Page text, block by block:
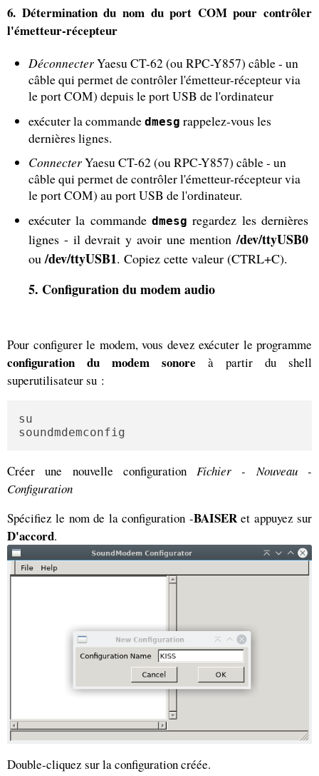
6. Détermination du nom du port COM pour contrôler
l'émetteur-récepteur
DéconnecterYaesu CT-62 (ou RPC-Y857) câble - un
câble qui permet de contrôler l'émetteur-récepteur via
le port COM) depuis le port USB de l'ordinateur
exécuter la commande dmesg rappelez-vous les
dernières lignes.
ConnecterYaesu CT-62 (ou RPC-Y857) câble - un
câble qui permet de contrôler l'émetteur-récepteur via
le port COM) au port USB de l'ordinateur.
exécuter la commande dmesg regardez les dernières
lignes - il devrait y avoir une mention/dev/ttyUSB0
ou/dev/ttyUSB1. Copiez cette valeur (CTRL+C).
5. Configuration du modem audio
Pour configurer le modem, vous devez exécuter le programme
configuration du modem sonore à partir du shell
superutilisateur su :
su
soundmdemconfig
Créer une nouvelle configurationFichier - Nouveau -
Configuration
Spécifiez le nom de la configuration -BAISERet appuyez sur
D'accord.
Double-cliquez sur la configuration créée.